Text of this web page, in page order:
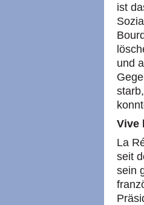
ist
und
Vive
La
seit
sein